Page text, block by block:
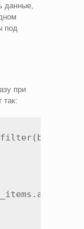
данные,
под
при
так:
#